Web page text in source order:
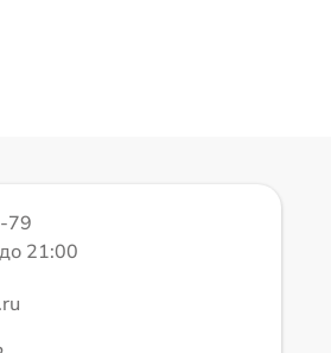
79
21:00